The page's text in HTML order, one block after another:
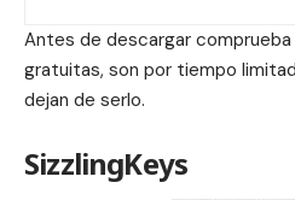
Antes de descargar
gratuitas, son por tiempo
dejan de serlo.
SizzlingKeys